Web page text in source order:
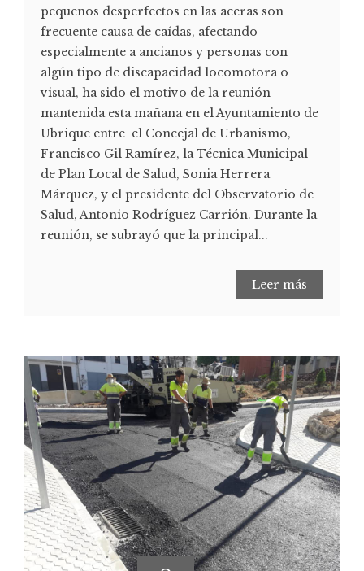
pequeños desperfectos en las aceras son
frecuente causa de caídas, afectando
especialmente a ancianos y personas con
algún tipo de discapacidad locomotora o
visual, ha sido el motivo de la reunión
mantenida esta mañana en el Ayuntamiento de
Ubrique entre el Concejal de Urbanismo,
Francisco Gil Ramírez, la Técnica Municipal
de Plan Local de Salud, Sonia Herrera
Márquez, y el presidente del Observatorio de
Salud, Antonio Rodríguez Carrión. Durante la
reunión, se subrayó que la principal...
Leer más